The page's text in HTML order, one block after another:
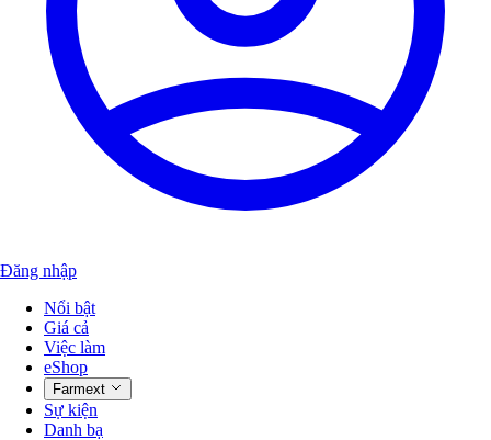
Đăng nhập
Nổi bật
Giá cả
Việc làm
eShop
Farmext
Sự kiện
Danh bạ